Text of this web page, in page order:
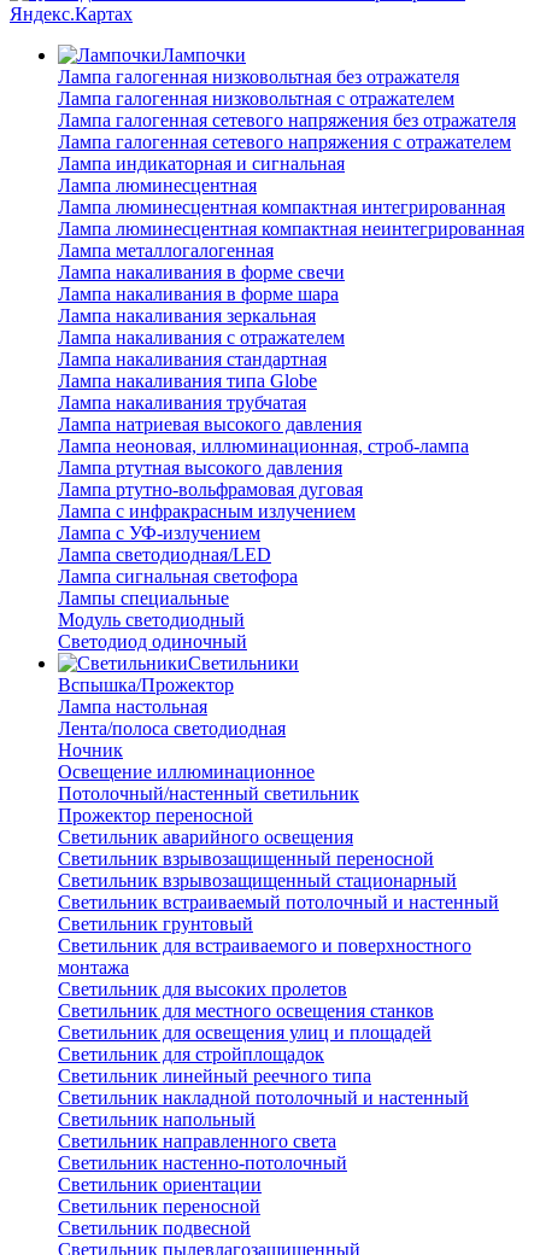
Лампочки
Лампа галогенная низковольтная без отражателя
Лампа галогенная низковольтная с отражателем
Лампа галогенная сетевого напряжения без отражателя
Лампа галогенная сетевого напряжения с отражателем
Лампа индикаторная и сигнальная
Лампа люминесцентная
Лампа люминесцентная компактная интегрированная
Лампа люминесцентная компактная неинтегрированная
Лампа металлогалогенная
Лампа накаливания в форме свечи
Лампа накаливания в форме шара
Лампа накаливания зеркальная
Лампа накаливания с отражателем
Лампа накаливания стандартная
Лампа накаливания типа Globe
Лампа накаливания трубчатая
Лампа натриевая высокого давления
Лампа неоновая, иллюминационная, строб-лампа
Лампа ртутная высокого давления
Лампа ртутно-вольфрамовая дуговая
Лампа с инфракрасным излучением
Лампа с УФ-излучением
Лампа светодиодная/LED
Лампа сигнальная светофора
Лампы специальные
Модуль светодиодный
Светодиод одиночный
Светильники
Вспышка/Прожектор
Лампа настольная
Лента/полоса светодиодная
Ночник
Освещение иллюминационное
Потолочный/настенный светильник
Прожектор переносной
Светильник аварийного освещения
Светильник взрывозащищенный переносной
Светильник взрывозащищенный стационарный
Светильник встраиваемый потолочный и настенный
Светильник грунтовый
Светильник для встраиваемого и поверхностного
монтажа
Светильник для высоких пролетов
Светильник для местного освещения станков
Светильник для освещения улиц и площадей
Светильник для стройплощадок
Светильник линейный реечного типа
Светильник накладной потолочный и настенный
Светильник напольный
Светильник направленного света
Светильник настенно-потолочный
Светильник ориентации
Светильник переносной
Светильник подвесной
Светильник пылевлагозащищенный